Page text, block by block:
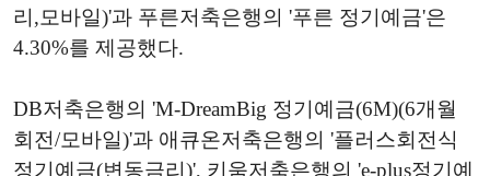
리,모바일)'과 푸른저축은행의 '푸른 정기예금'은
4.30%를 제공했다.
DB저축은행의 'M-DreamBig 정기예금(6M)(6개월
회전/모바일)'과 애큐온저축은행의 '플러스회전식
정기예금(변동금리)', 키움저축은행의 'e-plus정기예